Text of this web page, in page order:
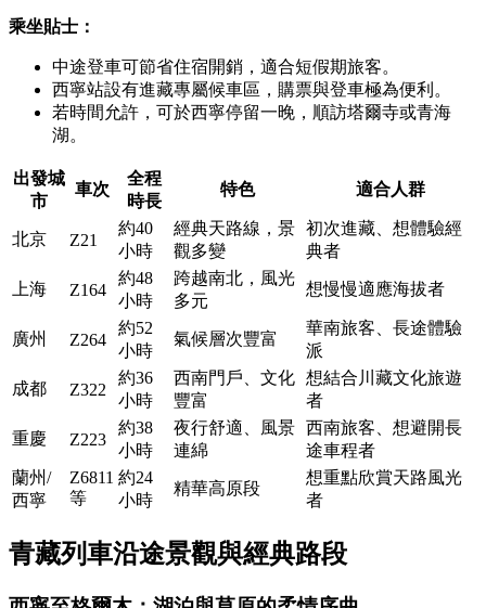
乘坐貼士：
中途登車可節省住宿開銷，適合短假期旅客。
西寧站設有進藏專屬候車區，購票與登車極為便利。
若時間允許，可於西寧停留一晚，順訪塔爾寺或青海
湖。
出發城
市
車次
全程
時長
特色 適合人群
北京 Z21
約40
小時
經典天路線，景
觀多變
初次進藏、想體驗經
典者
上海 Z164
約48
小時
跨越南北，風光
多元
想慢慢適應海拔者
廣州 Z264
約52
小時
氣候層次豐富
華南旅客、長途體驗
派
成都 Z322
約36
小時
西南門戶、文化
豐富
想結合川藏文化旅遊
者
重慶 Z223
約38
小時
夜行舒適、風景
連綿
西南旅客、想避開長
途車程者
蘭州/
西寧
Z6811
等
約24
小時
精華高原段
想重點欣賞天路風光
者
青藏列車沿途景觀與經典路段